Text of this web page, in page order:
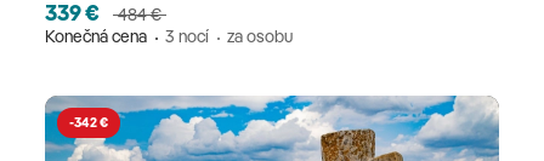
339 €
484 €
Konečná cena
3 nocí za osobu
-342 €